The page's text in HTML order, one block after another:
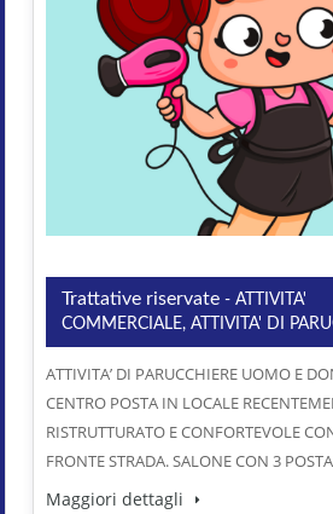
Trattative riservate - ATTIVITA'
COMMERCIALE, ATTIVITA' DI
ATTIVITA’ DI PARUCCHIERE UOMO E
CENTRO POSTA IN LOCALE
RISTRUTTURATO E CONFORTEVOLE
FRONTE STRADA. SALONE CON 3
Maggiori dettagli